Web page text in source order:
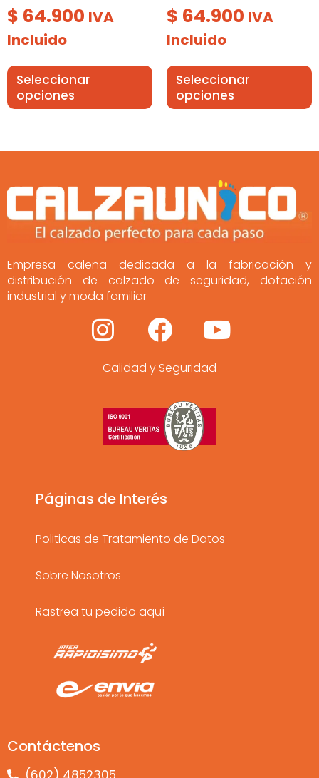
$ 64.900 IVA
Incluido
Seleccionar
opciones
página
de
$ 64.900 IVA
Incluido
Seleccionar
opciones
página
de
Empresa caleña dedicada a la fabricación y
distribución de calzado de seguridad, dotación
industrial y moda familiar
I
n
s
t
a
g
a
m
F
a
c
e
b
o
k
Y
o
u
t
b
Calidad y Seguridad
Páginas de Interés
Politicas de Tratamiento de Datos
Sobre Nosotros
Rastrea tu pedido aquí
Contáctenos